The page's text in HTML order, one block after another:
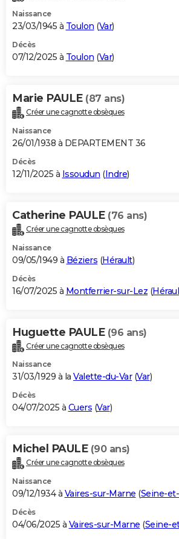
Dictionnaire
Biographies
Citations
Expressions
Proverbes
PROGRAMME TV
S'inscrire
Se connecter
Lycées
Collèges
Primaires
Universités
Entreprises
Service militaire
Avis de recherche
AVIS DE DÉCÈS
Bricolage
Lifestyle
Culture
Sport
Auto
Television
Voyage
Cinema
Naissance
23/03/1945 à Toulon (Var)
Décès
07/12/2025 à Toulon (Var)
Marie PAULE (87 ans)
Créer une cagnotte obsèques
Naissance
26/01/1938 à DEPARTEMENT 36
Décès
12/11/2025 à Issoudun (Indre)
Catherine PAULE (76 ans)
Créer une cagnotte obsèques
Naissance
09/05/1949 à Béziers (Hérault)
Décès
16/07/2025 à Montferrier-sur-Lez (
Huguette PAULE (96 ans)
Créer une cagnotte obsèques
Naissance
31/03/1929 à la Valette-du-Var(Var)
Décès
04/07/2025 à Cuers (Var)
Michel PAULE (90 ans)
Créer une cagnotte obsèques
Naissance
09/12/1934 à Vaires-sur-Marne (Seine-
Décès
04/06/2025 à Vaires-sur-Marne (Seine-